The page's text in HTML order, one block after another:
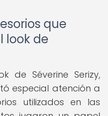
que
look de
de Séverine Serizy,
especial atención a
utilizados en las